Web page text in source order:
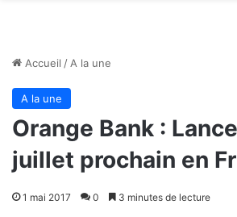
Accueil / A la une
A la une
Orange Bank :
juillet prochain en
1 mai 2017 0 3 minutes de lecture